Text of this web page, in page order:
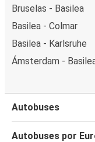
Bruselas - Basilea
Basilea - Colmar
Basilea - Karlsruhe
Ámsterdam -
Autobuses
Autobuses por